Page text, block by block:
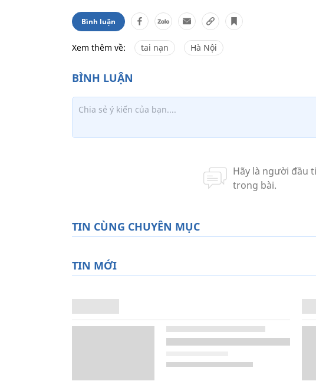
Bình luận
Xem thêm về: tai nạn Hà Nội
TIN CÙNG CHUYÊN MỤC
TIN MỚI